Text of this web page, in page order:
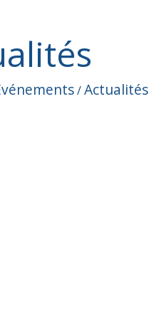
/Actualités